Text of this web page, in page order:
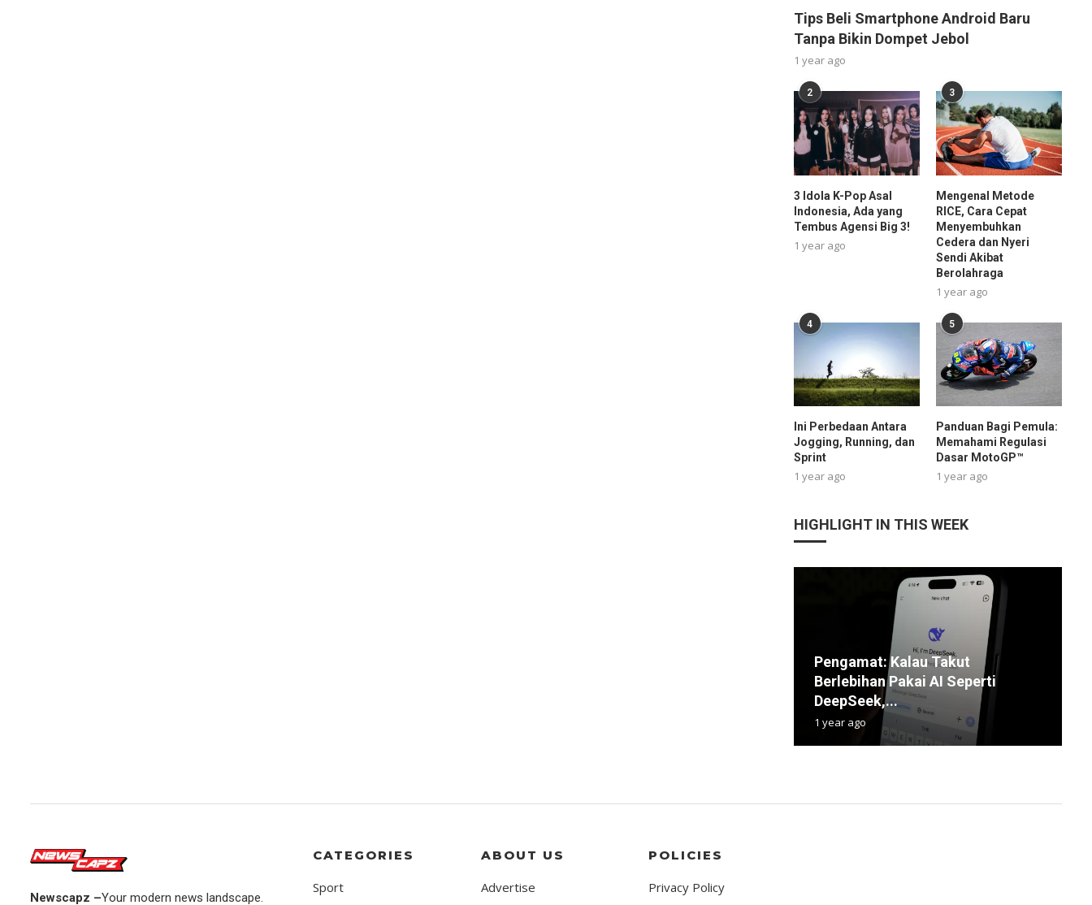
Tips Beli Smartphone Android Baru
Tanpa Bikin Dompet Jebol
1 year ago
2
3 Idola K-Pop Asal
Indonesia, Ada yang
Tembus Agensi Big 3!
1 year ago
3
Mengenal Metode
RICE, Cara Cepat
Menyembuhkan
Cedera dan Nyeri
Sendi Akibat
Berolahraga
1 year ago
4
Ini Perbedaan Antara
Jogging, Running, dan
Sprint
1 year ago
5
Panduan Bagi Pemula:
Memahami Regulasi
Dasar MotoGP™
1 year ago
HIGHLIGHT IN THIS WEEK
Pengamat: Kalau Takut
Berlebihan Pakai AI Seperti
DeepSeek,...
1 year ago
Newscapz –Your modern news landscape.
CATEGORIES
Sport
ABOUT US
Advertise
POLICIES
Privacy Policy